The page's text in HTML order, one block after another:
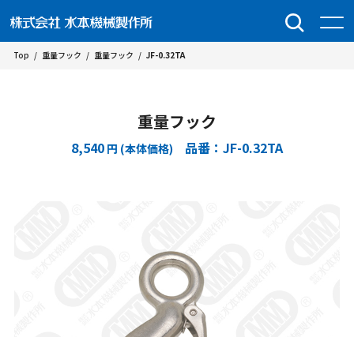
Top / 重量フック / 重量フック / JF-0.32TA
重量フック
8,540 円 (本体価格) 品番：JF-0.32TA